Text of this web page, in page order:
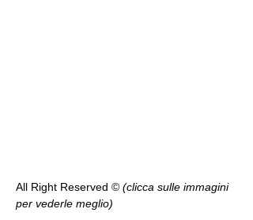
All Right Reserved ©️ (clicca sulle immagini
per vederle meglio)